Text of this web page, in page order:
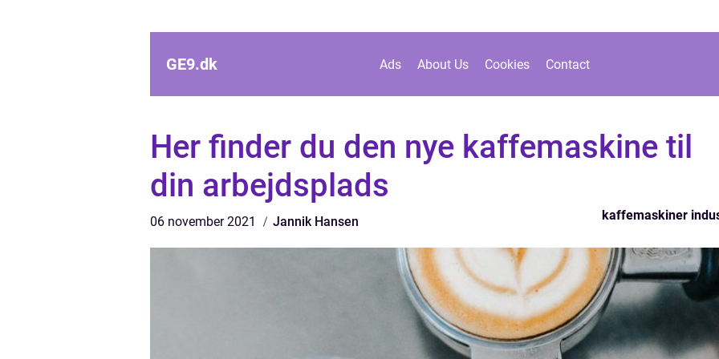
GE9.dk Ads About Us Cookies Contact
Her finder du den nye kaffemaskine til
din arbejdsplads
06 november 2021 Jannik Hansen kaffemaskiner